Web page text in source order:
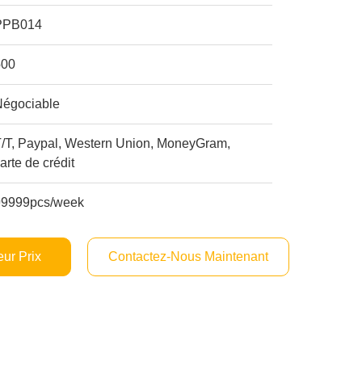
T, Paypal, Western Union, MoneyGram,
de crédit
week
Prix Contactez-Nous Maintenant